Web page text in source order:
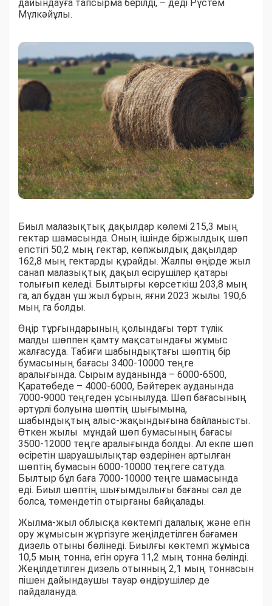
дайындауға тапсырма берілді, – деді Рүстем
Мүлкәйұлы.
Биыл малазықтық дақылдар көлемі 215,3 мың
гектар шамасында. Оның ішінде біржылдық шөп
егістігі 50,2 мың гектар, көпжылдық дақылдар
162,8 мың гектарды құрайды. Жалпы өңірде жыл
санап малазықтық дақыл өсірушілер қатары
толығып келеді. Былтырғы көрсеткіш 203,8 мың
га, ал бұдан үш жыл бұрын, яғни 2023 жылы 190,6
мың га болды.
Өңір тұрғындарының қолындағы төрт түлік
малды шөппен қамту мақсатындағы жұмыс
жалғасуда. Табиғи шабындықтағы шөптің бір
бумасының бағасы 3400-10000 теңге
аралығында. Сырым ауданында – 6000-6500,
Қаратөбеде – 4000-6000, Бәйтерек ауданында
7000-9000 теңгеден ұсынылуда. Шөп бағасының
әртүрлі болуына шөптің шығымына,
шабындықтың алыс-жақындығына байланысты.
Өткен жылы мұндай шөп бумасының бағасы
3500-12000 теңге аралығында болды. Ал екпе шөп
өсіретін шаруашылықтар өздерінен артылған
шөптің бумасын 6000-10000 теңгеге сатуда.
Былтыр бұл баға 7000-10000 теңге шамасында
еді. Биыл шөптің шығымдылығы бағаны сәл де
болса, төмендетіп отырғаны байқалады.
Жылма-жыл облысқа көктемгі далалық және егін
ору жұмысын жүргізуге жеңілдетілген бағамен
дизель отыны бөлінеді. Биылғы көктемгі жұмыса
10,5 мың тонна, егін оруға 11,2 мың тонна бөлінді.
Жеңілдетілген дизель отынның 2,1 мың тоннасын
пішен дайындаушы тауар өндірушілер де
пайдалануда.